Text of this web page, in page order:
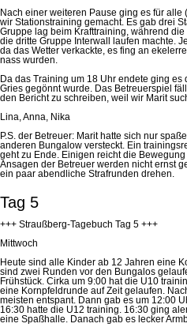
Nach einer weiteren Pause ging es für
wir Stationstraining gemacht. Es gab drei
Gruppe lag beim Krafttraining, während
die dritte Gruppe Interwall laufen machte.
da das Wetter verkackte, es fing an
nass wurden.
Da das Training um 18 Uhr endete ging
Gries gegönnt wurde. Das Betreuerspiel
den Bericht zu schreiben, weil wir Marit
Lina, Anna, Nika
P.S. der Betreuer: Marit hatte sich nur
anderen Bungalow versteckt. Ein
geht zu Ende. Einigen reicht die
Ansagen der Betreuer werden nicht ernst
ein paar abendliche Strafrunden drehen.
Tag 5
+++ Straußberg-Tagebuch Tag 5 +++
Mittwoch
Heute sind alle Kinder ab 12 Jahren eine
sind zwei Runden vor den Bungalos
Frühstück. Cirka um 9:00 hat die U10
eine Kornpfeldrunde auf Zeit gelaufen.
meisten entspant. Dann gab es um 12:00
16:30 hatte die U12 training. 16:30 ging
eine Spaßhalle. Danach gab es lecker